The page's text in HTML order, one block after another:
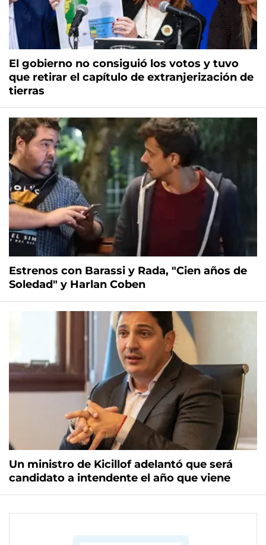
El gobierno no consiguió los votos y tuvo
que retirar el capítulo de extranjerización de
tierras
Estrenos con Barassi y Rada, "Cien años de
Soledad" y Harlan Coben
Un ministro de Kicillof adelantó que será
candidato a intendente el año que viene